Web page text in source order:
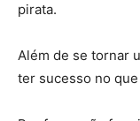
pirata.
Além de se tornar
ter sucesso no